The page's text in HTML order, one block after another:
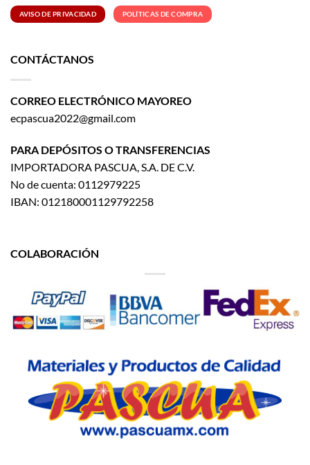
AVISO DE PRIVACIDAD POLÍTICAS DE COMPRA
CONTÁCTANOS
CORREO ELECTRÓNICO MAYOREO
ecpascua2022@gmail.com
PARA DEPÓSITOS O TRANSFERENCIAS
IMPORTADORA PASCUA, S.A. DE C.V.
No de cuenta: 0112979225
IBAN: 012180001129792258
COLABORACIÓN